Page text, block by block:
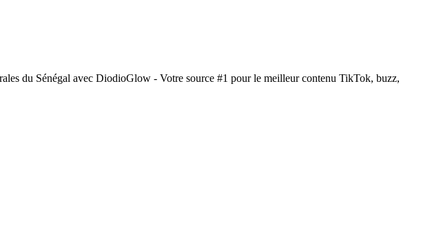
du Sénégal avec DiodioGlow - Votre source #1 pour le meilleur contenu TikTok, buzz,